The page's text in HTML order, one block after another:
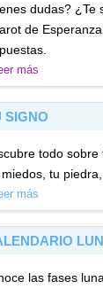
dudas? ¿Te
de
más
SIGNO
todo sobre
tu
más
las fases